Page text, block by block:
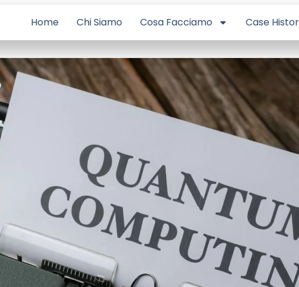
Home Chi Siamo Cosa Facciamo Case